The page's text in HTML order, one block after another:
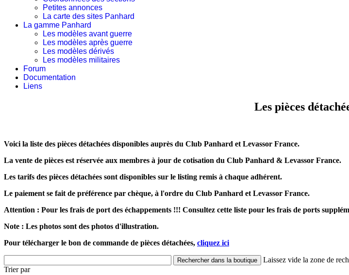
Petites annonces
La carte des sites Panhard
La gamme Panhard
Les modèles avant guerre
Les modèles après guerre
Les modèles dérivés
Les modèles militaires
Forum
Documentation
Liens
Les pièces
Voici la liste des pièces détachées disponibles auprès du Club Panhard et Levassor France.
La vente de pièces est réservée aux membres à jour de cotisation du Club Panhard & Levassor France.
Les tarifs des pièces détachées sont disponibles sur le listing remis à chaque adhérent.
Le paiement se fait de préférence par chèque, à l'ordre du Club Panhard et Levassor France.
Attention : Pour les frais de port des échappements !!! Consultez cette liste pour les frais de ports
Note : Les photos sont des photos d'illustration.
Pour télécharger le bon de commande de pièces détachées, cliquez ici
Laissez vide la zone de
Trier par